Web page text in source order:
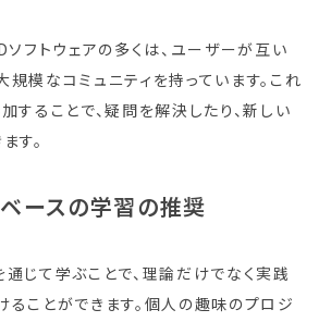
フトウェアの多くは、ユーザーが互い
模なコミュニティを持っています。これ
することで、疑問を解決したり、新しい
す。
ースの学習の推奨
じて学ぶことで、理論だけでなく実践
ことができます。個人の趣味のプロジ